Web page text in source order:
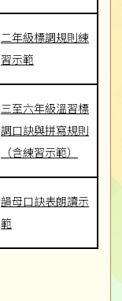
二年級標調規則練
習示範
三至六年級溫習標
調口訣與拼寫規則
（含練習示範）
韻母口訣表朗讀示
範